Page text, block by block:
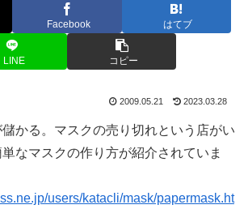
Facebook はてブ
LINE コピー
2009.05.21 2023.03.28
かる。マスクの売り切れという店がい
なマスクの作り方が紹介されていま
users/katacli/mask/papermask.ht